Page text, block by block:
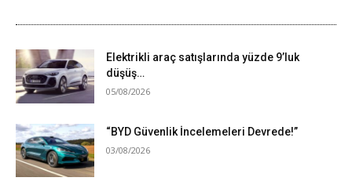
Elektrikli araç satışlarında yüzde 9’luk
düşüş…
05/08/2026
“BYD Güvenlik İncelemeleri Devrede!”
03/08/2026